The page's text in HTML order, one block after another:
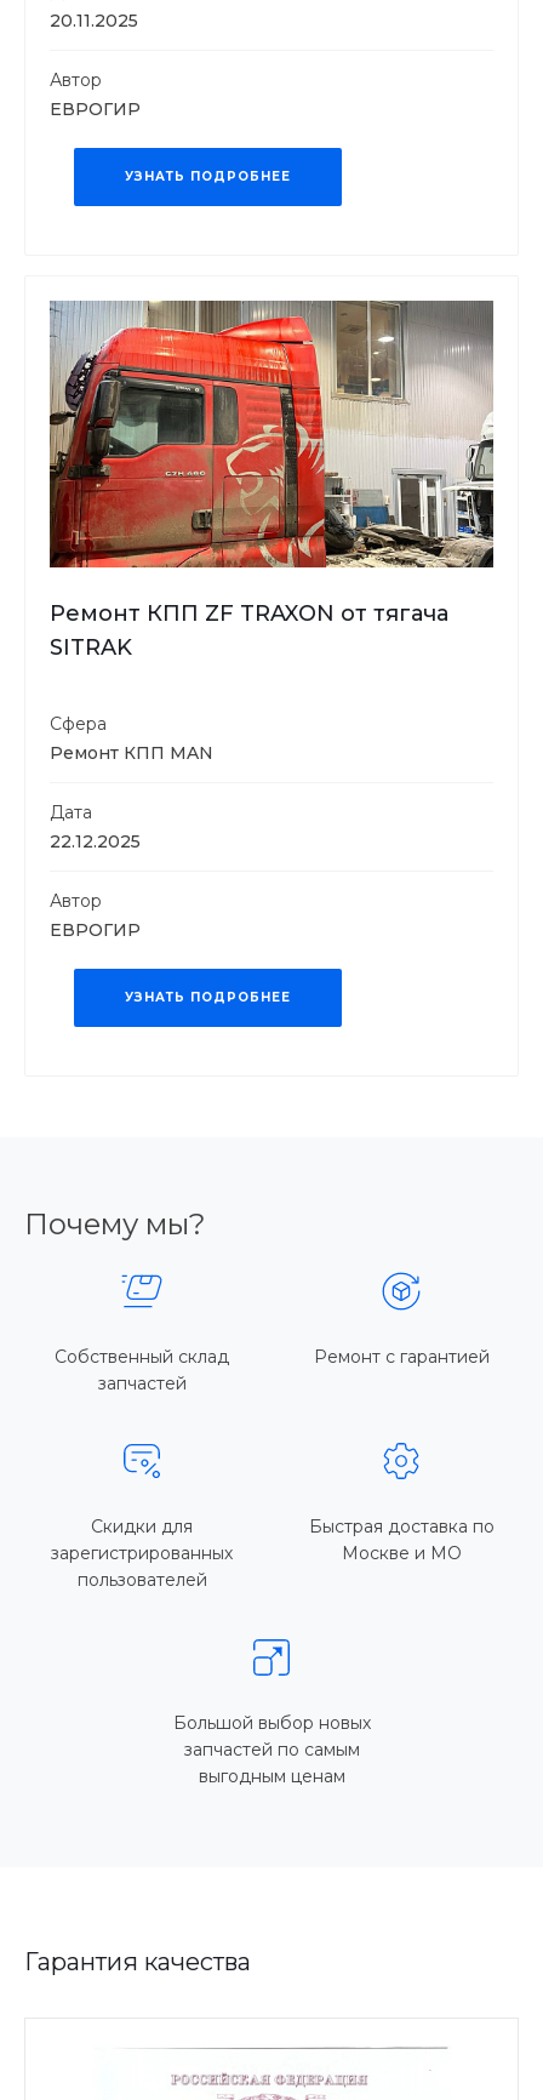
20.11.2025
Автор
ЕВРОГИР
УЗНАТЬ ПОДРОБНЕЕ
Ремонт КПП ZF TRAXON от тягача
SITRAK
Сфера
Ремонт КПП MAN
Дата
22.12.2025
Автор
ЕВРОГИР
УЗНАТЬ ПОДРОБНЕЕ
Почему мы?
Собственный склад
запчастей
Ремонт с гарантией
Скидки для
зарегистрированных
пользователей
Быстрая доставка по
Москве и МО
Большой выбор новых
запчастей по самым
выгодным ценам
Гарантия качества